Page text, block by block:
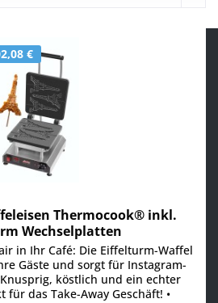
€
Thermocook® inkl.
Wechselplatten
in Ihr Café: Die Eiffelturm-Waffel
Gäste und sorgt für Instagram-
köstlich und ein echter
für das Take-Away Geschäft! •